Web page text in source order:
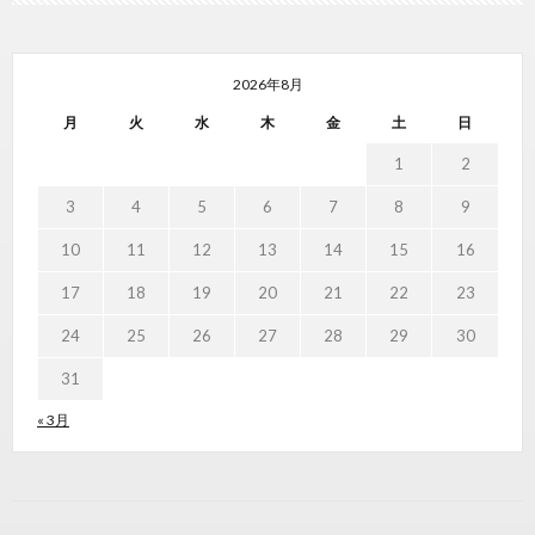
2026年8月
月 火 水 木 金 土 日
« 3月
1 2
3 4 5 6 7 8 9
10 11 12 13 14 15 16
17 18 19 20 21 22 23
24 25 26 27 28 29 30
31